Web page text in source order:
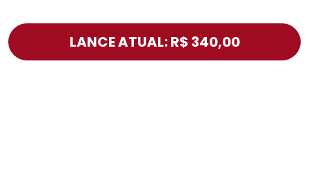
LANCE ATUAL: R$ 340,00